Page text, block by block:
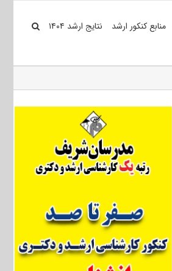
منابع کنکور ارشد نتایج ارشد ۱۴۰۴